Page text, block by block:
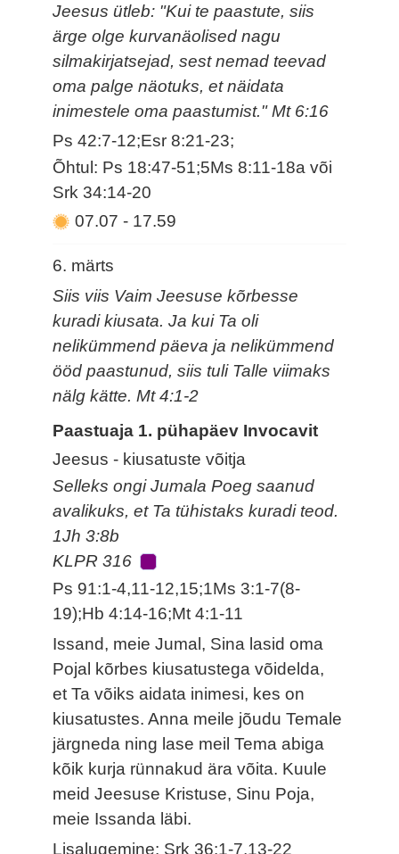
Jeesus ütleb: "Kui te paastute, siis
ärge olge kurvanäolised nagu
silmakirjatsejad, sest nemad teevad
oma palge näotuks, et näidata
inimestele oma paastumist." Mt 6:16
Ps 42:7-12;Esr 8:21-23;
Õhtul: Ps 18:47-51;5Ms 8:11-18a või
Srk 34:14-20
07.07- 17.59
6. märts
Siis viis Vaim Jeesuse kõrbesse
kuradi kiusata. Ja kui Ta oli
nelikümmend päeva ja nelikümmend
ööd paastunud, siis tuli Talle viimaks
nälg kätte. Mt 4:1-2
Paastuaja 1. pühapäev Invocavit
Jeesus - kiusatuste võitja
Selleks ongi Jumala Poeg saanud
avalikuks, et Ta tühistaks kuradi teod.
1Jh 3:8b
KLPR 316
Ps 91:1-4,11-12,15;1Ms 3:1-7(8-
19);Hb 4:14-16;Mt 4:1-11
Issand, meie Jumal, Sina lasid oma
Pojal kõrbes kiusatustega võidelda,
et Ta võiks aidata inimesi, kes on
kiusatustes. Anna meile jõudu Temale
järgneda ning lase meil Tema abiga
kõik kurja rünnakud ära võita. Kuule
meid Jeesuse Kristuse, Sinu Poja,
meie Issanda läbi.
Lisalugemine: Srk 36:1-7,13-22